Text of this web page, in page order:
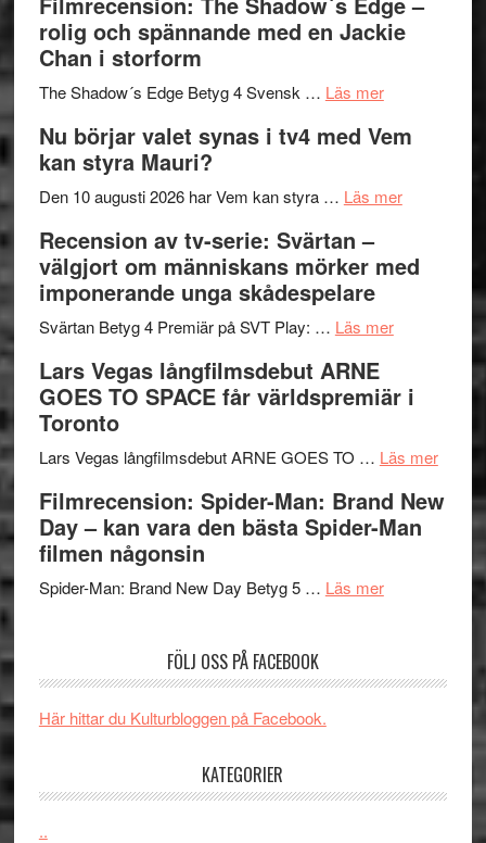
på
Roland
Pöntinen
Artipelag
bjuder
in
samtal
teater
rolig och spännande med en Jackie
Chan i storform
The Shadow´s Edge Betyg 4 Svensk … Läs merom
The
´s
rolig
spännande
Jackie
i
Nu börjar valet synas i tv4 med Vem
kan styra Mauri?
Den 10 augusti 2026 har Vem kan styra … Läs merom
valet
Vem
styra
Recension av tv-serie: Svärtan –
välgjort om människans mörker med
imponerande unga skådespelare
Svärtan Betyg 4 Premiär på SVT Play: … Läs merom
tv-
Svärtan
välgjort
om
människans
Lars Vegas långfilmsdebut ARNE
GOES TO SPACE får världspremiär i
Toronto
Lars Vegas långfilmsdebut ARNE GOES TO … Läs merom
Vegas
ARNE
GOES
Filmrecension: Spider-Man: Brand New
Day – kan vara den bästa Spider-Man
filmen någonsin
Spider-Man: Brand New Day Betyg 5 … Läs merom
Filmrecension:
Brand
kan
FÖLJ OSS PÅ FACEBOOK
Här hittar du Kulturbloggen på Facebook.
KATEGORIER
..